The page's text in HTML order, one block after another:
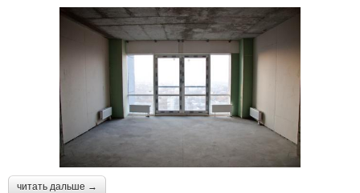
читать дальше →